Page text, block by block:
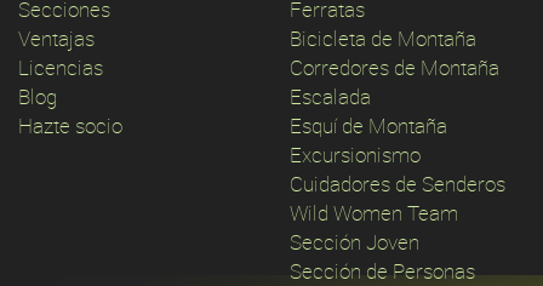
Secciones
Ventajas
Licencias
Blog
Hazte socio
Ferratas
Bicicleta de Montaña
Corredores de Montaña
Escalada
Esquí de Montaña
Excursionismo
Cuidadores de Senderos
Wild Women Team
Sección Joven
Sección de Personas